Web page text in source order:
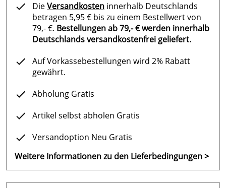
DieVersandkosten innerhalb Deutschlands
betragen 5,95 € bis zu einem Bestellwert von
79,- €. Bestellungen ab 79,- € werden innerhalb
Deutschlands versandkostenfrei geliefert.
Auf Vorkassebestellungen wird 2% Rabatt
gewährt.
Abholung Gratis
Artikel selbst abholen Gratis
Versandoption Neu Gratis
Weitere Informationen zu den Lieferbedingungen >